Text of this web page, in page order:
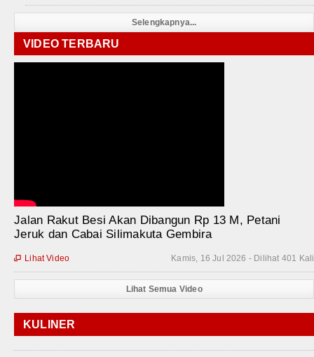
Selengkapnya...
VIDEO TERBARU
Jalan Rakut Besi Akan Dibangun Rp 13 M, Petani
Jeruk dan Cabai Silimakuta Gembira
Kamis, 16 Jul 2026 - Dilihat 401 Kali
 Lihat Video
Lihat Semua Video
KULINER